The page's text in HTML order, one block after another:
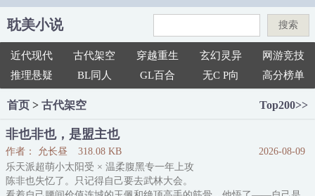
耽美小说 搜索
近代现代 古代架空 穿越重生 玄幻灵异
网游竞技
推理悬疑
BL同人 GL百合 无C P向 高分榜单
首页 > 古代架空 Top200>>
非也非也，是盟主也
作者： 允长昼 318.08 KB
2026-08-09
乐天派超萌小太阳受 × 温柔腹黑专一年上攻
陈非也失忆了。只记得自己要去武林大会。